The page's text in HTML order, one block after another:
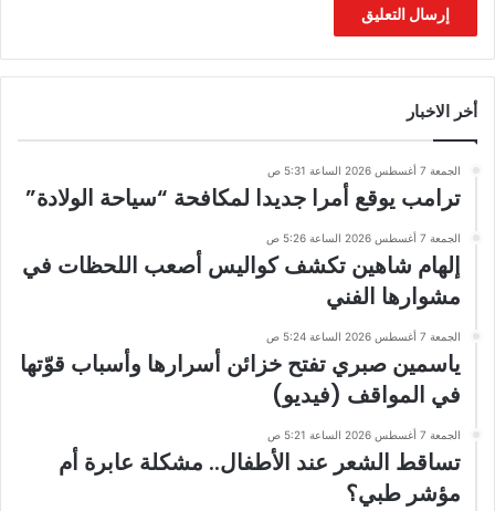
أخر الاخبار
الجمعة 7 أغسطس 2026 الساعة 5:31 ص
ترامب يوقع أمرا جديدا لمكافحة “سياحة الولادة”
الجمعة 7 أغسطس 2026 الساعة 5:26 ص
إلهام شاهين تكشف كواليس أصعب اللحظات في
مشوارها الفني
الجمعة 7 أغسطس 2026 الساعة 5:24 ص
ياسمين صبري تفتح خزائن أسرارها وأسباب قوّتها
في المواقف (فيديو)
الجمعة 7 أغسطس 2026 الساعة 5:21 ص
تساقط الشعر عند الأطفال.. مشكلة عابرة أم
مؤشر طبي؟